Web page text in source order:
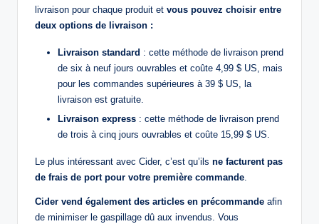
livraison pour chaque produit et vous pouvez choisir entre
deux options de livraison :
Livraison standard : cette méthode de livraison prend
de six à neuf jours ouvrables et coûte 4,99 $ US, mais
pour les commandes supérieures à 39 $ US, la
livraison est gratuite.
Livraison express : cette méthode de livraison prend
de trois à cinq jours ouvrables et coûte 15,99 $ US.
Le plus intéressant avec Cider, c’est qu’ils ne facturent pas
de frais de port pour votre première commande
Cider vend également des articles en précommande afin
de minimiser le gaspillage dû aux invendus. Vous